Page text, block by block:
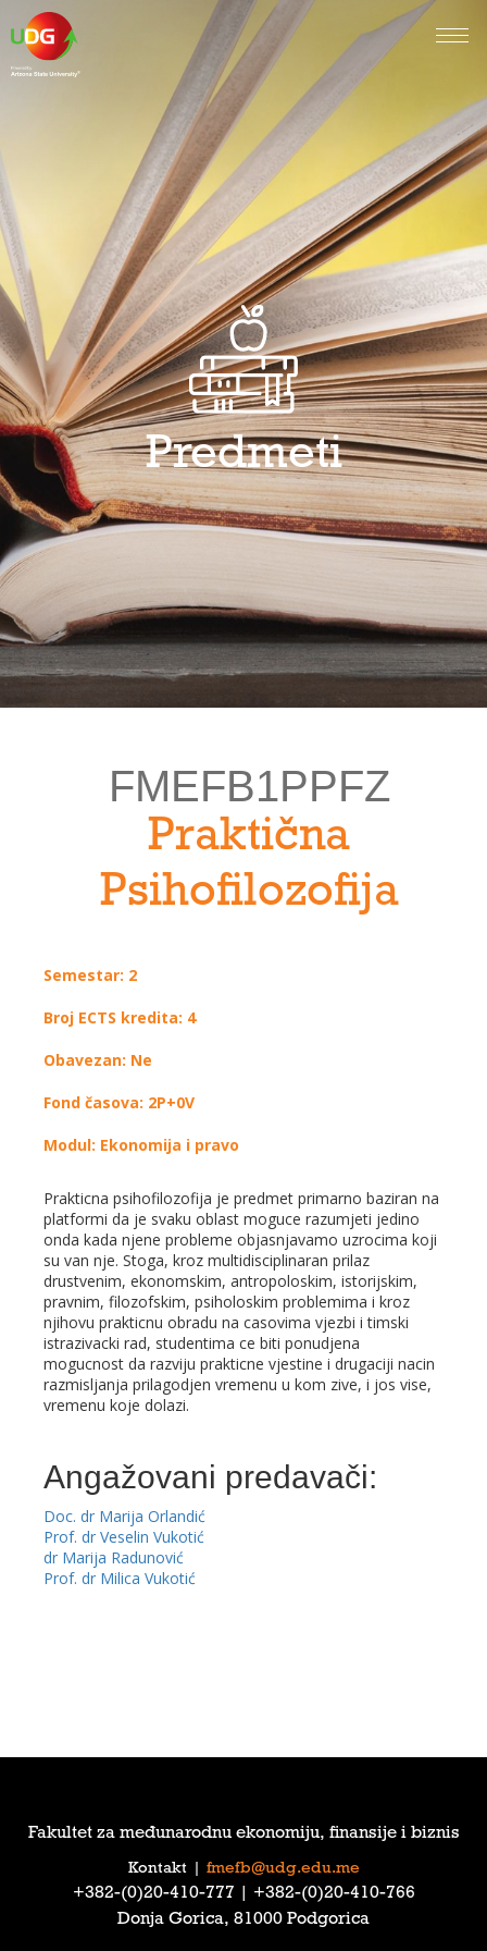
Predmeti
FMEFB1PPFZ
Praktična
Psihofilozofija
Semestar: 2
Broj ECTS kredita: 4
Obavezan: Ne
Fond časova: 2P+0V
Modul: Ekonomija i pravo
Prakticna psihofilozofija je predmet primarno baziran na
platformi da je svaku oblast moguce razumjeti jedino
onda kada njene probleme objasnjavamo uzrocima koji
su van nje. Stoga, kroz multidisciplinaran prilaz
drustvenim, ekonomskim, antropoloskim, istorijskim,
pravnim, filozofskim, psiholoskim problemima i kroz
njihovu prakticnu obradu na casovima vjezbi i timski
istrazivacki rad, studentima ce biti ponudjena
mogucnost da razviju prakticne vjestine i drugaciji nacin
razmisljanja prilagodjen vremenu u kom zive, i jos vise,
vremenu koje dolazi.
Angažovani predavači:
Doc. dr Marija Orlandić
Prof. dr Veselin Vukotić
dr Marija Radunović
Prof. dr Milica Vukotić
Fakultet za međunarodnu ekonomiju, finansije i biznis
Kontakt fmefb@udg.edu.me
‎+382-(0)20-410-777‎ | ‎+382-(0)20-410-766‎
Donja Gorica, 81000 Podgorica